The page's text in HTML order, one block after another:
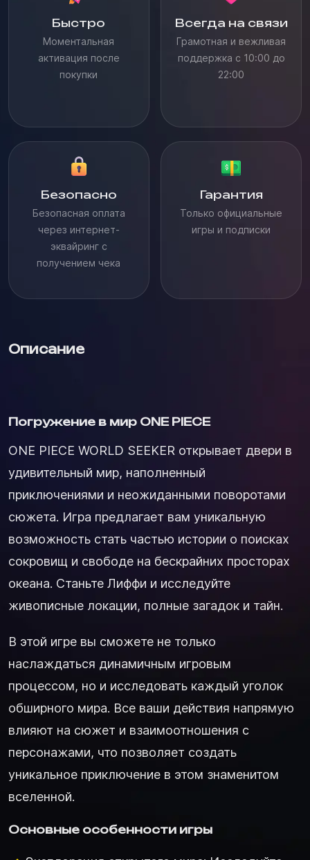
Быстро
Моментальная
активация после
покупки
Всегда на связи
Грамотная и вежливая
поддержка с 10:00 до
22:00
Безопасно
Безопасная оплата
через интернет-
эквайринг с
получением чека
Гарантия
Только официальные
игры и подписки
Описание
Погружение в мир ONE PIECE
ONE PIECE WORLD SEEKER открывает двери в
удивительный мир, наполненный
приключениями и неожиданными поворотами
сюжета. Игра предлагает вам уникальную
возможность стать частью истории о поисках
сокровищ и свободе на бескрайних просторах
океана. Станьте Лиффи и исследуйте
живописные локации, полные загадок и тайн.
В этой игре вы сможете не только
наслаждаться динамичным игровым
процессом, но и исследовать каждый уголок
обширного мира. Все ваши действия напрямую
влияют на сюжет и взаимоотношения с
персонажами, что позволяет создать
уникальное приключение в этом знаменитом
вселенной.
Основные особенности игры